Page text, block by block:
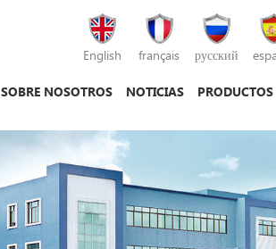
English français русский
SOBRE NOSOTROS NOTICIAS PRODUCTOS